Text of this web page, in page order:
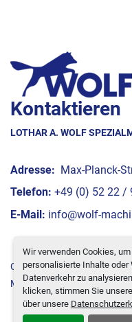
Wir verwenden Cookies,
personalisierte Inhalte oder
Datenverkehr zu
klicken, stimmen Sie
über unsere
Kontaktieren
LOTHAR A. WOLF
Adresse: Max-Planck-
Telefon: +49 (0) 52 22 /
E-Mail: info@wolf-
Cookie-Einstellungen
Machinio System-Website